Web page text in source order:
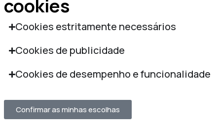
cookies
Cookies estritamente necessários
Cookies de publicidade
Cookies de desempenho e funcionalidade
Confirmar as minhas escolhas